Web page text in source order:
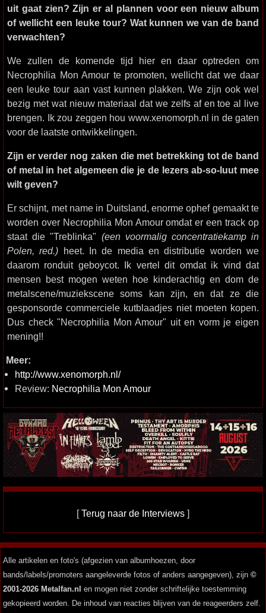
uit gaat zien? Zijn er al plannen voor een nieuw album
of wellicht een leuke tour? Wat kunnen we van de band
verwachten?
We zullen de komende tijd hier en daar optreden om
Necrophilia Mon Amour te promoten, wellicht dat we daar
een leuke tour aan vast kunnen plakken. We zijn ook wel
bezig met wat nieuw materiaal dat we zelfs af en toe al live
brengen. Ik zou zeggen hou www.xenomorph.nl in de gaten
voor de laatste ontwikkelingen.
Zijn er verder nog zaken die met betrekking tot de band
of metal in het algemeen die je de lezers ab-so-luut mee
wilt geven?
Er schijnt, met name in Duitsland, enorme ophef gemaakt te
worden over Necrophilia Mon Amour omdat er een track op
staat die "Treblinka" (een voormalig concentratiekamp in
Polen, red.) heet. In de media en distributie worden we
daarom ronduit geboycot. Ik vertel dit omdat ik vind dat
mensen best mogen weten hoe kinderachtig en dom de
metalscene/muziekscene soms kan zijn, en dat ze die
gesponsorde commerciele kutblaadjes niet moeten kopen.
Dus check "Necrophilia Mon Amour" uit en vorm je eigen
mening!!
Meer:
http://www.xenomorph.nl/
Review: Necrophilia Mon Amour
[Terug naar de Interviews ]
Alle artikelen en foto's (afgezien van albumhoezen, door
bands/labels/promoters aangeleverde fotos of anders aangegeven), zijn ©
2001-2026 Metalfan.nl en mogen niet zonder schriftelijke toestemming
gekopieerd worden. De inhoud van reacties blijven van de reageerders zelf.